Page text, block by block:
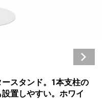
スタンド。1本支柱の
置しやすい。ホワイ